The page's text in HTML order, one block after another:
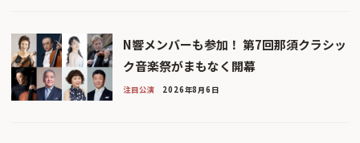
N響メンバーも参加！ 第7回那須クラシッ
ク音楽祭がまもなく開幕
注目公演 2026年8月6日